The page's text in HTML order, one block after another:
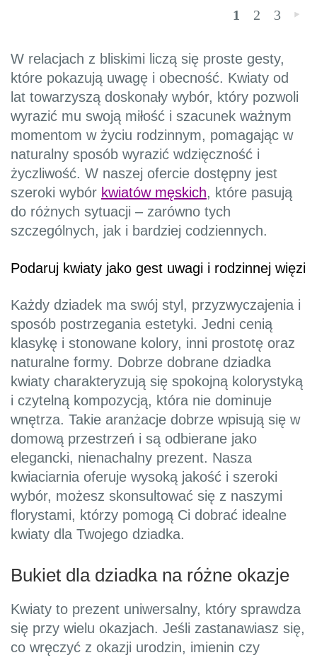
1 2 3 »
W relacjach z bliskimi liczą się proste gesty,
które pokazują uwagę i obecność. Kwiaty od
lat towarzyszą doskonały wybór, który pozwoli
wyrazić mu swoją miłość i szacunek ważnym
momentom w życiu rodzinnym, pomagając w
naturalny sposób wyrazić wdzięczność i
życzliwość. W naszej ofercie dostępny jest
szeroki wybór kwiatów męskich, które pasują
do różnych sytuacji – zarówno tych
szczególnych, jak i bardziej codziennych.
Podaruj kwiaty jako gest uwagi i rodzinnej więzi
Każdy dziadek ma swój styl, przyzwyczajenia i
sposób postrzegania estetyki. Jedni cenią
klasykę i stonowane kolory, inni prostotę oraz
naturalne formy. Dobrze dobrane dziadka
kwiaty charakteryzują się spokojną kolorystyką
i czytelną kompozycją, która nie dominuje
wnętrza. Takie aranżacje dobrze wpisują się w
domową przestrzeń i są odbierane jako
elegancki, nienachalny prezent. Nasza
kwiaciarnia oferuje wysoką jakość i szeroki
wybór, możesz skonsultować się z naszymi
florystami, którzy pomogą Ci dobrać idealne
kwiaty dla Twojego dziadka.
Bukiet dla dziadka na różne okazje
Kwiaty to prezent uniwersalny, który sprawdza
się przy wielu okazjach. Jeśli zastanawiasz się,
co wręczyć z okazji urodzin, imienin czy